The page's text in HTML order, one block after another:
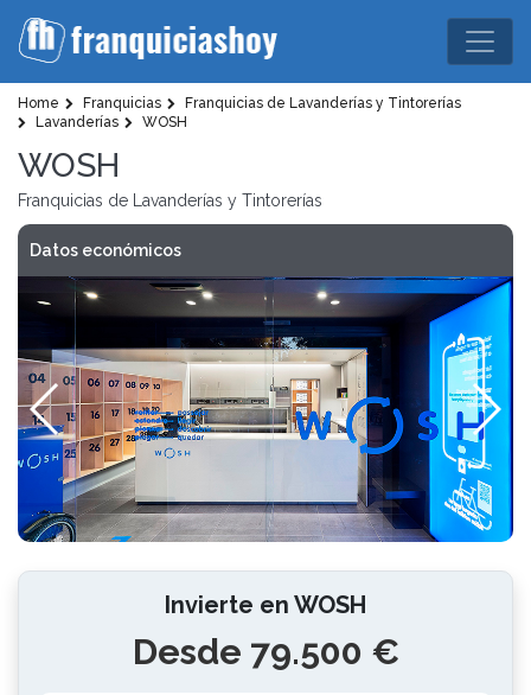
Home Franquicias
Franquicias de Lavanderías y Tintorerías
Lavanderías
WOSH
WOSH
Franquicias de Lavanderías y Tintorerías
Datos económicos
Invierte en WOSH
Desde 79.500 €